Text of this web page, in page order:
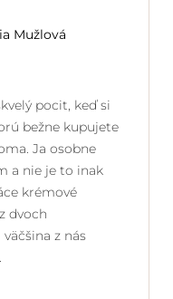
Mužlová
pocit, keď si
bežne kupujete
Ja osobne
a nie je to inak
krémové
dvoch
z nás